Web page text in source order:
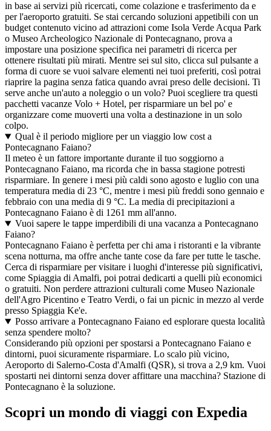
in base ai servizi più ricercati, come colazione e trasferimento da e
per l'aeroporto gratuiti. Se stai cercando soluzioni appetibili con un
budget contenuto vicino ad attrazioni come Isola Verde Acqua Park
o Museo Archeologico Nazionale di Pontecagnano, prova a
impostare una posizione specifica nei parametri di ricerca per
ottenere risultati più mirati. Mentre sei sul sito, clicca sul pulsante a
forma di cuore se vuoi salvare elementi nei tuoi preferiti, così potrai
riaprire la pagina senza fatica quando avrai preso delle decisioni. Ti
serve anche un'auto a noleggio o un volo? Puoi scegliere tra questi
pacchetti vacanze Volo + Hotel, per risparmiare un bel po' e
organizzare come muoverti una volta a destinazione in un solo
colpo.
Qual è il periodo migliore per un viaggio low cost a
Pontecagnano Faiano?
Il meteo è un fattore importante durante il tuo soggiorno a
Pontecagnano Faiano, ma ricorda che in bassa stagione potresti
risparmiare. In genere i mesi più caldi sono agosto e luglio con una
temperatura media di 23 °C, mentre i mesi più freddi sono gennaio e
febbraio con una media di 9 °C. La media di precipitazioni a
Pontecagnano Faiano è di 1261 mm all'anno.
Vuoi sapere le tappe imperdibili di una vacanza a Pontecagnano
Faiano?
Pontecagnano Faiano è perfetta per chi ama i ristoranti e la vibrante
scena notturna, ma offre anche tante cose da fare per tutte le tasche.
Cerca di risparmiare per visitare i luoghi d'interesse più significativi,
come Spiaggia di Amalfi, poi potrai dedicarti a quelli più economici
o gratuiti. Non perdere attrazioni culturali come Museo Nazionale
dell'Agro Picentino e Teatro Verdi, o fai un picnic in mezzo al verde
presso Spiaggia Ke'e.
Posso arrivare a Pontecagnano Faiano ed esplorare questa località
senza spendere molto?
Considerando più opzioni per spostarsi a Pontecagnano Faiano e
dintorni, puoi sicuramente risparmiare. Lo scalo più vicino,
Aeroporto di Salerno-Costa d'Amalfi (QSR), si trova a 2,9 km. Vuoi
spostarti nei dintorni senza dover affittare una macchina? Stazione di
Pontecagnano è la soluzione.
Scopri un mondo di viaggi con Expedia